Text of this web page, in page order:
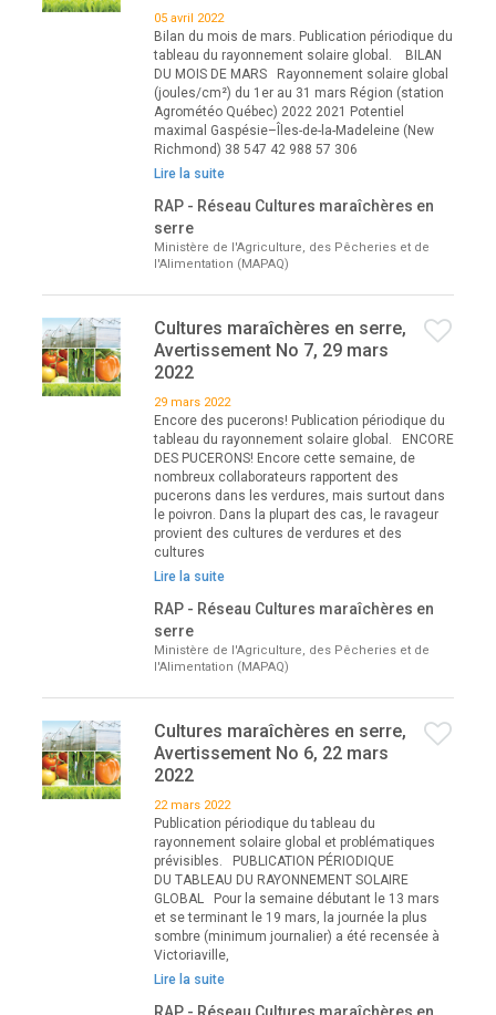
05 avril 2022
Bilan du mois de mars. Publication périodique du
tableau du rayonnement solaire global. BILAN
DU MOIS DE MARS Rayonnement solaire global
(joules/cm²) du 1er au 31 mars Région (station
Agrométéo Québec) 2022 2021 Potentiel
maximal Gaspésie–Îles-de-la-Madeleine (New
Richmond) 38 547 42 988 57 306
Lire la suite
RAP - Réseau Cultures maraîchères en
serre
Ministère de l'Agriculture, des Pêcheries et de
l'Alimentation (MAPAQ)
Cultures maraîchères en serre,
Avertissement No 7, 29 mars
2022
29 mars 2022
Encore des pucerons! Publication périodique du
tableau du rayonnement solaire global. ENCORE
DES PUCERONS! Encore cette semaine, de
nombreux collaborateurs rapportent des
pucerons dans les verdures, mais surtout dans
le poivron. Dans la plupart des cas, le ravageur
provient des cultures de verdures et des
cultures
Lire la suite
RAP - Réseau Cultures maraîchères en
serre
Ministère de l'Agriculture, des Pêcheries et de
l'Alimentation (MAPAQ)
Cultures maraîchères en serre,
Avertissement No 6, 22 mars
2022
22 mars 2022
Publication périodique du tableau du
rayonnement solaire global et problématiques
prévisibles. PUBLICATION PÉRIODIQUE
DU TABLEAU DU RAYONNEMENT SOLAIRE
GLOBAL Pour la semaine débutant le 13 mars
et se terminant le 19 mars, la journée la plus
sombre (minimum journalier) a été recensée à
Victoriaville,
Lire la suite